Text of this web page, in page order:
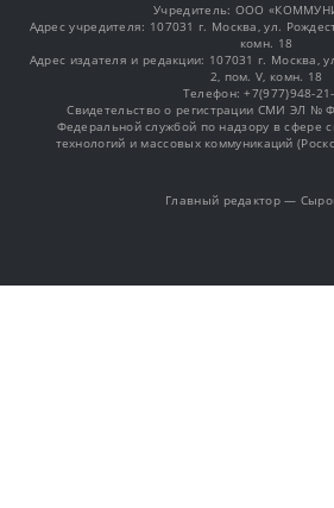
Учредитель: OOO
Адрес учредителя: 107031 г. Москва, ул.
комн. 18
Адрес издателя и редакции: 107031 г. Москва,
2, пом. V, комн. 18
Телефон: +7(977)948-
Свидетельство о регистрации СМИ ЭЛ №
Федеральной службой по надзору в сфере
технологий и массовых коммуникаций
Главный редактор —